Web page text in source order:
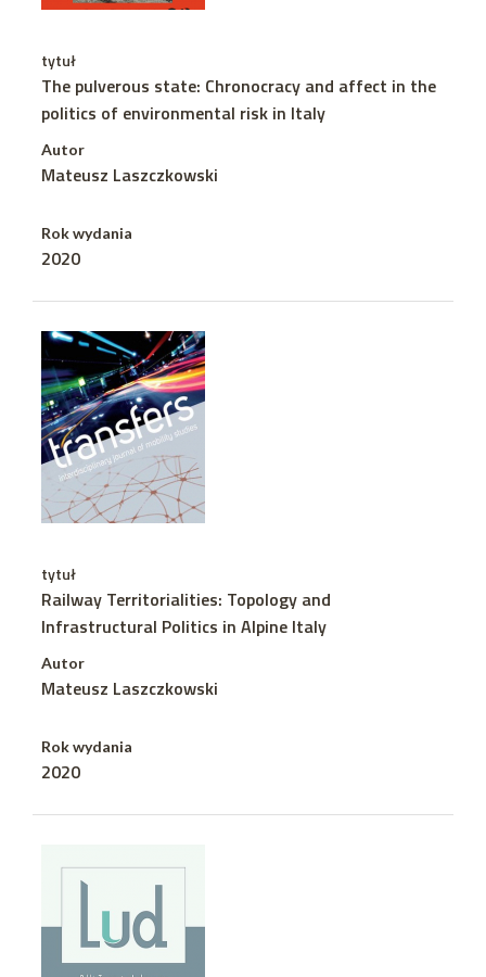
tytuł
The pulverous state: Chronocracy and affect in the
politics of environmental risk in Italy
Autor
Mateusz Laszczkowski
Rok wydania
2020
tytuł
Railway Territorialities: Topology and
Infrastructural Politics in Alpine Italy
Autor
Mateusz Laszczkowski
Rok wydania
2020